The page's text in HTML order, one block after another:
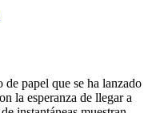
papel que se ha lanzado
la esperanza de llegar a